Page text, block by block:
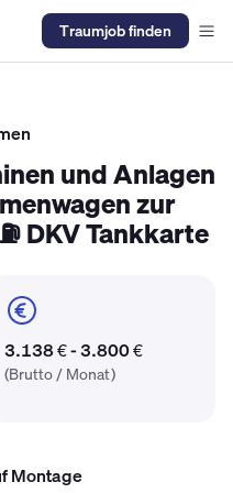
Traumjob finden
und Anlagen
zur
DKV Tankkarte
3.138 € - 3.800 €
(Brutto / Monat)
Montage